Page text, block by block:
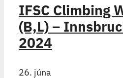
IFSC Climbing
(B,L) –
2024
26. júna